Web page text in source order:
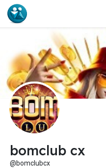
bomclub cx
@bomclubcx